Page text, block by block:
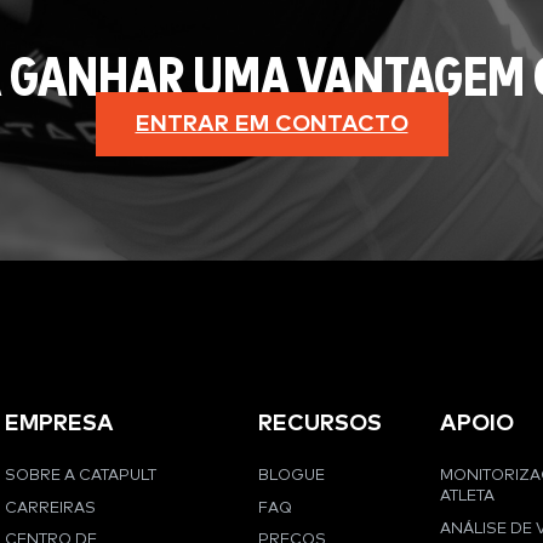
UMA VANTAGEM
ENTRAR EM CONTACTO
EMPRESA
SOBRE A CATAPULT
CARREIRAS
RECURSOS
BLOGUE
FAQ
APOIO
ATLETA
ANÁLISE DE